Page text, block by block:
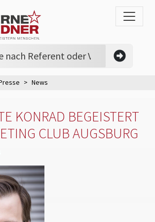
News
KONRAD BEGEISTERT
CLUB AUGSBURG